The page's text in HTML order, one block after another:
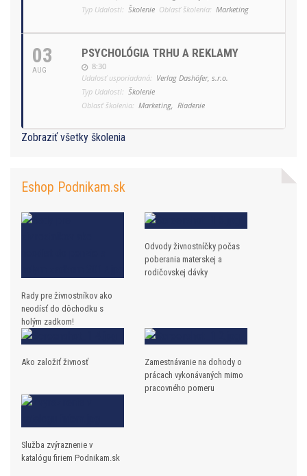
Typ Udalosti: Školenie Oblasť školenia: Marketing
03
AUG
PSYCHOLÓGIA TRHU A REKLAMY
8:30
Udalosť usporiadaná: Verlag Dashöfer, s.r.o.
Typ Udalosti: Školenie
Oblasť školenia: Marketing, Riadenie
Zobraziť všetky školenia
Eshop Podnikam.sk
Rady pre živnostníkov ako
neodísť do dôchodku s
holým zadkom!
Odvody živnostníčky počas
poberania materskej a
rodičovskej dávky
Ako založiť živnosť
Zamestnávanie na dohody o
prácach vykonávaných mimo
pracovného pomeru
Služba zvýraznenie v
katalógu firiem Podnikam.sk